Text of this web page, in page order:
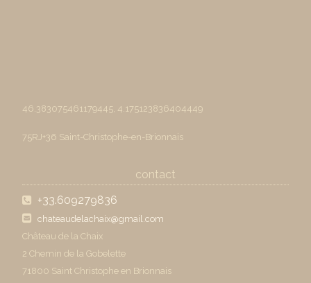
46.383075461179445, 4.175123836404449
75RJ+36 Saint-Christophe-en-Brionnais
contact
+33.609279836
chateaudelachaix@gmail.com
Château de la Chaix
2 Chemin de la Gobelette
71800 Saint Christophe en Brionnais